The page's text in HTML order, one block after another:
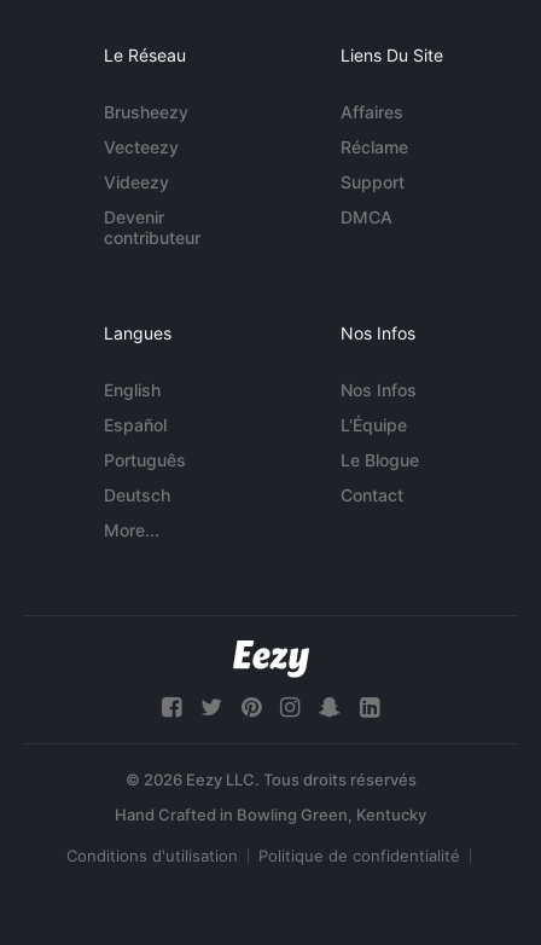
Le Réseau
Brusheezy
Vecteezy
Videezy
Devenir
contributeur
Liens Du Site
Affaires
Réclame
Support
DMCA
Langues
English
Español
Português
Deutsch
More...
Nos Infos
Nos Infos
L'Équipe
Le Blogue
Contact
© 2026 Eezy LLC. Tous droits réservés
Conditions d'utilisation Politique de confidentialité